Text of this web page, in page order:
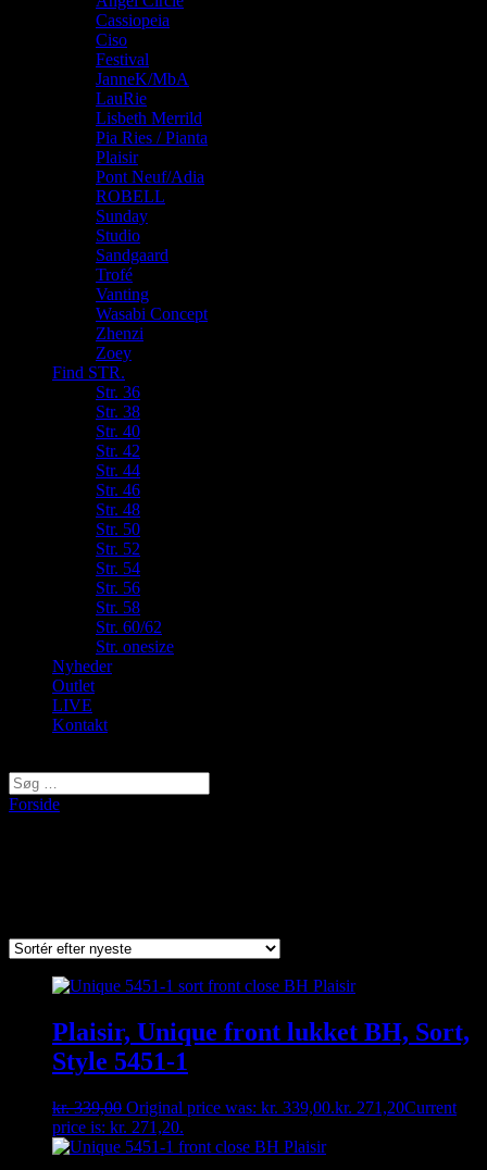
Cassiopeia
Ciso
Festival
JanneK/MbA
LauRie
Lisbeth Merrild
Pia Ries / Pianta
Plaisir
Pont Neuf/Adia
ROBELL
Sunday
Studio
Sandgaard
Trofé
Vanting
Wasabi Concept
Zhenzi
Zoey
Find STR.
Str. 36
Str. 38
Str. 40
Str. 42
Str. 44
Str. 46
Str. 48
Str. 50
Str. 52
Str. 54
Str. 56
Str. 58
Str. 60/62
Str. onesize
Nyheder
Outlet
LIVE
Kontakt
Forside
Plaisir, Unique front lukket BH, Sort,
Style 5451-1
kr.339,00 Original price was: kr. 339,00.kr. 271,20Current
price is: kr. 271,20.